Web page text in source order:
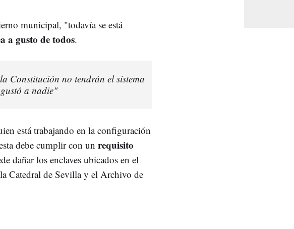
municipal, "todavía se está
a gusto de todos.
Constitución no tendrán el sistema
a nadie"
está trabajando en la configuración
debe cumplir con un requisito
dañar los enclaves ubicados en el
Catedral de Sevilla y el Archivo de